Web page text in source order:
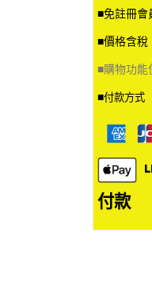
■免註冊會
■價格含稅
■購物功能
■付款方式
付款